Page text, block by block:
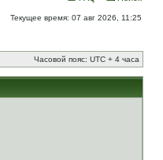
Текущее время: 07 авг 2026, 11:25
Часовой пояс: UTC + 4 часа